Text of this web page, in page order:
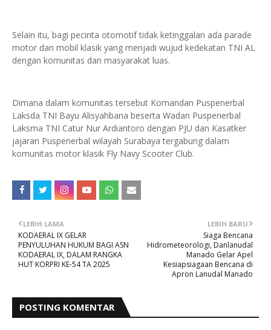
Selain itu, bagi pecinta otomotif tidak ketinggalan ada parade
motor dan mobil klasik yang menjadi wujud kedekatan TNI AL
dengan komunitas dan masyarakat luas.
Dimana dalam komunitas tersebut Komandan Puspenerbal
Laksda TNI Bayu Alisyahbana beserta Wadan Puspenerbal
Laksma TNI Catur Nur Ardiantoro dengan PJU dan Kasatker
jajaran Puspenerbal wilayah Surabaya tergabung dalam
komunitas motor klasik Fly Navy Scooter Club.
LEBIH BARU
Siaga Bencana
Hidrometeorologi, Danlanudal
Manado Gelar Apel
Kesiapsiagaan Bencana di
Apron Lanudal Manado
LEBIH LAMA
KODAERAL IX GELAR
PENYULUHAN HUKUM BAGI ASN
KODAERAL IX, DALAM RANGKA
HUT KORPRI KE-54 TA 2025
POSTING KOMENTAR